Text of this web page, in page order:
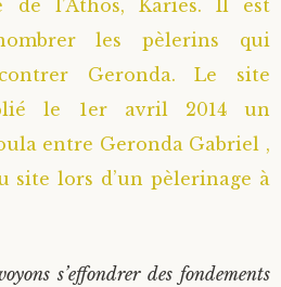
de l’Athos, Kariès. Il est
les pèlerins qui
Geronda. Le site
le 1er avril 2014 un
entre Geronda Gabriel ,
site lors d’un pèlerinage à
s’effondrer des fondements